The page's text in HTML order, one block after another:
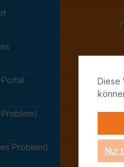
✓
Problem)
Diese
Nur